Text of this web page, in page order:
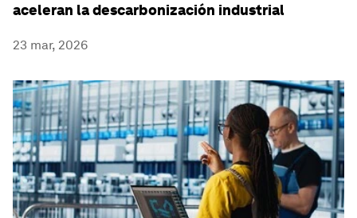
aceleran la descarbonización industrial
23 mar, 2026